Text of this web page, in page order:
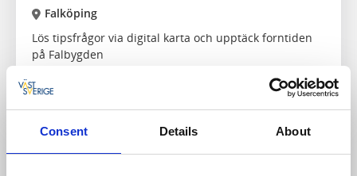
Consent Details About
Falköping
Lös tipsfrågor via digital karta och upptäck forntiden
på Falbygden
6